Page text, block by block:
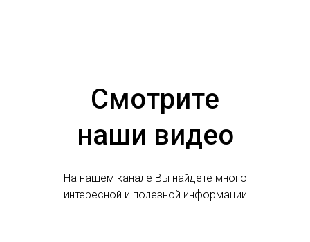
Смотрите
наши видео
На нашем канале Вы найдете много
интересной и полезной информации